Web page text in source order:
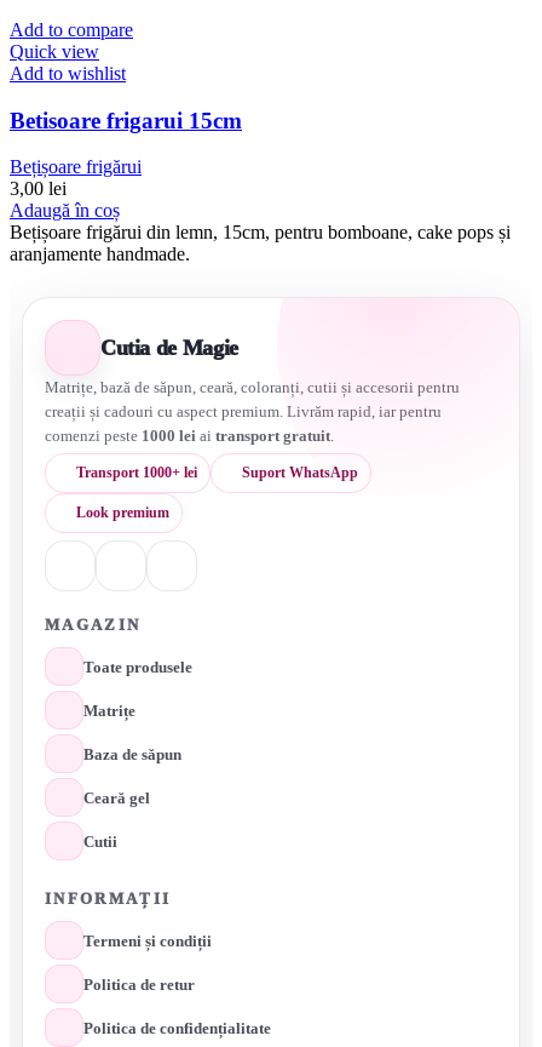
Add to compare
Quick view
Add to wishlist
Betisoare frigarui 15cm
Bețișoare frigărui
3,00 lei
Adaugă în coș
Bețișoare frigărui din lemn, 15cm, pentru bomboane, cake pops și
aranjamente handmade.
Cutia de Magie
Matrițe, bază de săpun, ceară, coloranți, cutii și accesorii pentru
creații și cadouri cu aspect premium. Livrăm rapid, iar pentru
comenzi peste 1000 leiai transport gratuit.
Transport 1000+ lei Suport WhatsApp
Look premium
MAGAZIN
Toate produsele
Matrițe
Baza de săpun
Ceară gel
Cutii
INFORMAȚII
Termeni și condiții
Politica de retur
Politica de confidențialitate